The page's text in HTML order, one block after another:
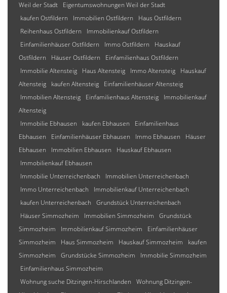
Weil der Stadt
Eigentumswohnungen Weil der Stadt
kaufen Ostfildern
Immobilien Ostfildern
Haus Ostfildern
Reihenhaus Ostfildern
Immobilienkauf Ostfildern
Einfamilienhäuser Ostfildern
Immo Ostfildern
Hauskauf
Ostfildern
Häuser Ostfildern
Einfamilienhaus Ostfildern
Immobilie Altensteig
Haus Altensteig Immo Altensteig
Hauskauf
Altensteig
kaufen Altensteig
Einfamilienhäuser Altensteig
Immobilien Altensteig
Einfamilienhaus Altensteig
Immobilienkauf
Altensteig
Immobilie Ebhausen
kaufen Ebhausen
Einfamilienhaus
Ebhausen
Einfamilienhäuser Ebhausen Immo Ebhausen
Häuser
Ebhausen
Immobilien Ebhausen
Hauskauf Ebhausen
Immobilienkauf Ebhausen
Immobilie Unterreichenbach
Immobilien Unterreichenbach
Immo Unterreichenbach
Immobilienkauf Unterreichenbach
kaufen Unterreichenbach
Grundstück Unterreichenbach
Häuser Simmozheim
Immobilien Simmozheim
Grundstück
Simmozheim
Immobilienkauf Simmozheim
Einfamilienhäuser
Simmozheim
Haus Simmozheim Hauskauf Simmozheim
kaufen
Simmozheim
Grundstücke Simmozheim
Immobilie Simmozheim
Einfamilienhaus Simmozheim
Wohnung suche Ditzingen-Hirschlanden
Wohnung Ditzingen-